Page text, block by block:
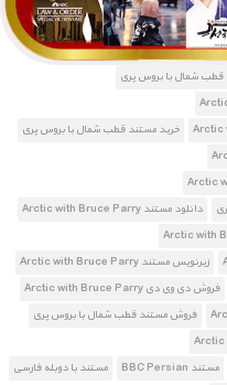
قطب شمال با بروس پری
خرید مستند قطب شمال با بروس پری
دانلود مستند Arctic with Bruce Parry
زیرنویس مستند Arctic with Bruce Parry
فروش دی وی دی Arctic with Bruce Parry
فروش مستند قطب شمال با بروس پری
مستند BBC Persian
مستند با دوبله فارسی